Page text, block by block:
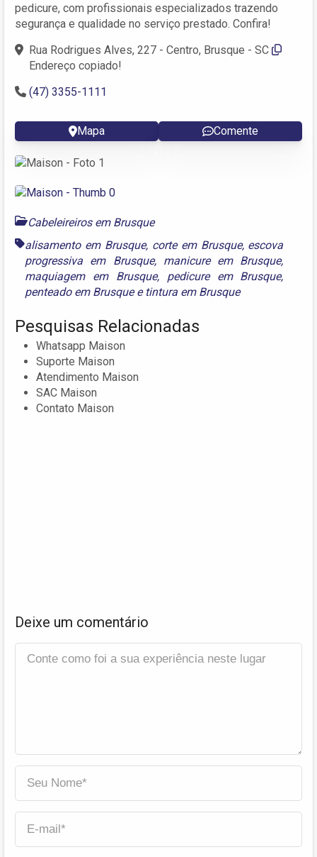
pedicure, com profissionais especializados trazendo
segurança e qualidade no serviço prestado. Confira!
Rua Rodrigues Alves, 227 - Centro, Brusque - SC
Endereço copiado!
(47) 3355-1111
Mapa Comente
Cabeleireiros em Brusque
alisamento em Brusque, corte em Brusque, escova
progressiva em Brusque, manicure em Brusque,
maquiagem em Brusque, pedicure em Brusque,
penteado em Brusquee tintura em Brusque
Pesquisas Relacionadas
Whatsapp Maison
Suporte Maison
Atendimento Maison
SAC Maison
Contato Maison
Deixe um comentário